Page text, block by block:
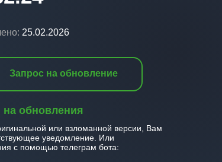
25.02.2026
Запрос на обновление
на обновления
или взломанной версии, Вам
уведомление. Или
с помощью телеграм бота: